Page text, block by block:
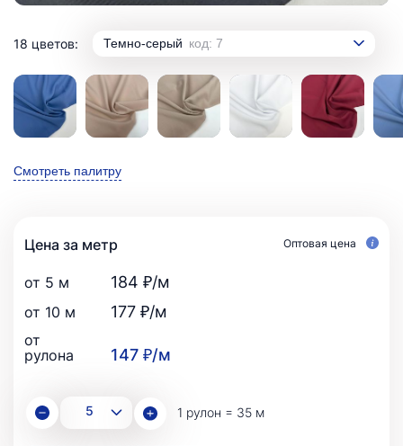
18 цветов: Темно-серый код: 7
Смотреть палитру
Цена за метр Оптовая цена
от 5 м 184 ₽/м
от 10 м 177 ₽/м
от
рулона
147 ₽/м
1 рулон = 35 м